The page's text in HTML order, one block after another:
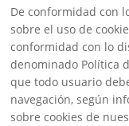
De conformidad con
sobre el uso de
conformidad con lo
denominado Política
que todo usuario
navegación, según
sobre cookies de